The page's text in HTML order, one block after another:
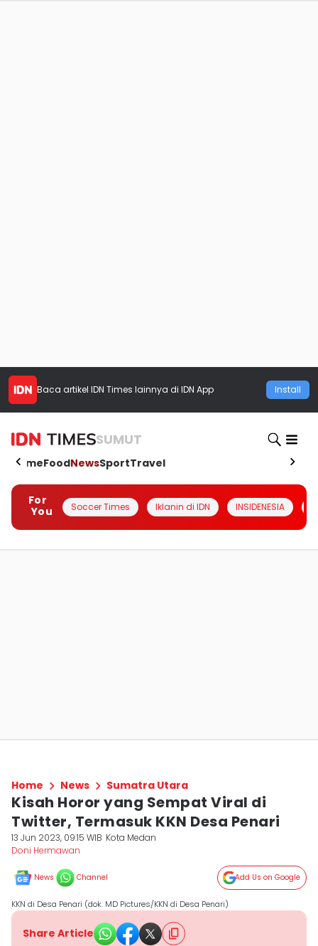
Baca artikel IDN Times lainnya di IDN App Install
SUMUT
HomeFoodNewsSportTravel
For
You
Soccer Times Iklanin di IDN INSIDENESIA
Home News Sumatra Utara
Kisah Horor yang Sempat Viral di
Twitter, Termasuk KKN Desa Penari
13 Jun 2023, 09:15 WIB Kota Medan
Doni Hermawan
News Channel Add Us on Google
KKN di Desa Penari (dok. MD Pictures/KKN di Desa Penari)
Share Article